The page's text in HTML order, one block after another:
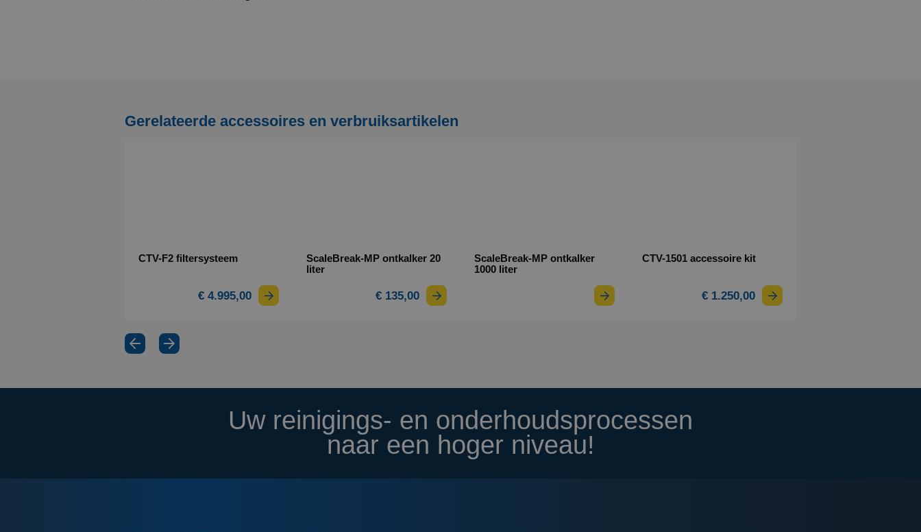
Gerelateerde accessoires en verbruiksartikelen
CTV-F2 filtersysteem
€ 4.995,00
ScaleBreak-MP ontkalker 20
liter
€ 135,00
ScaleBreak-MP ontkalker
1000 liter
CTV-1501 accessoire kit
€ 1.250,00
Uw reinigings- en onderhoudsprocessen
naar een hoger niveau!